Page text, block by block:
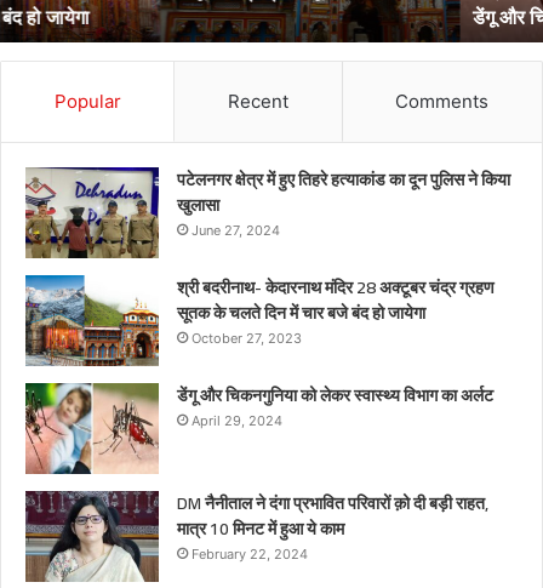
डेंगू और चिकनगुनिया को लेकर स्वास्थ्य विभाग का अर्लट
Popular Recent Comments
पटेलनगर क्षेत्र में हुए तिहरे हत्याकांड का दून पुलिस ने किया
खुलासा
June 27, 2024
श्री बदरीनाथ- केदारनाथ मंदिर 28 अक्टूबर चंद्र ग्रहण
सूतक के चलते दिन में चार बजे बंद हो जायेगा
October 27, 2023
डेंगू और चिकनगुनिया को लेकर स्वास्थ्य विभाग का अर्लट
April 29, 2024
DM नैनीताल ने दंगा प्रभावित परिवारों क़ो दी बड़ी राहत,
मात्र 10 मिनट में हुआ ये काम
February 22, 2024